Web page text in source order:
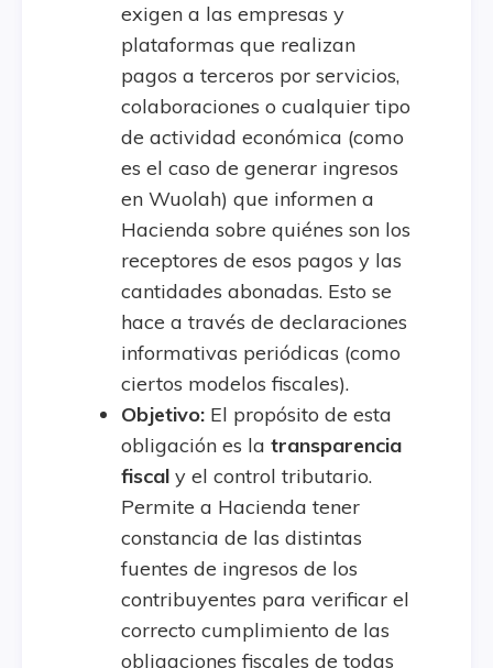
exigen a las empresas y
plataformas que realizan
pagos a terceros por servicios,
colaboraciones o cualquier tipo
de actividad económica (como
es el caso de generar ingresos
en Wuolah) que informen a
Hacienda sobre quiénes son los
receptores de esos pagos y las
cantidades abonadas. Esto se
hace a través de declaraciones
informativas periódicas (como
ciertos modelos fiscales).
Objetivo: El propósito de esta
obligación es la transparencia
fiscal y el control tributario.
Permite a Hacienda tener
constancia de las distintas
fuentes de ingresos de los
contribuyentes para verificar el
correcto cumplimiento de las
obligaciones fiscales de todas